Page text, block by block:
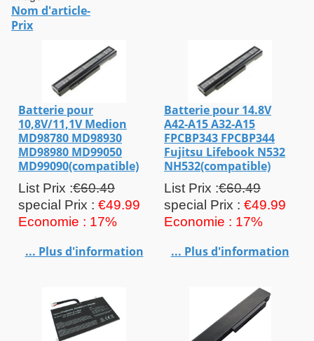
Nom d'article-
Prix
Batterie pour
10,8V/11,1V Medion
MD98780 MD98930
MD98980 MD99050
MD99090(compatible)
List Prix :€60.49
special Prix : €49.99
Economie : 17%
... Plus d'information
Batterie pour 14.8V
A42-A15 A32-A15
FPCBP343 FPCBP344
Fujitsu Lifebook N532
NH532(compatible)
List Prix :€60.49
special Prix : €49.99
Economie : 17%
... Plus d'information